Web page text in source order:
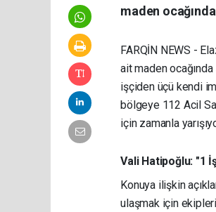
maden
FARQİN NEWS -
ait maden
işçiden üçü kendi
bölgeye 112 Acil
için zamanla
Vali Hatipoğlu: "1
Konuya ilişkin
ulaşmak için